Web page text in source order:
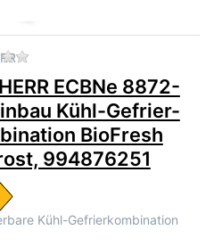
Zu diesem Produkt liegen
ECBNe 8872-
Kühl-Gefrier-
BioFresh
994876251
Kühl-Gefrierkombination